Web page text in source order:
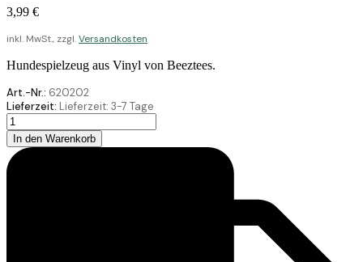
3,99 €
inkl. MwSt., zzgl.Versandkosten
Hundespielzeug aus Vinyl von Beeztees.
Art.-Nr.: 620202
Lieferzeit: Lieferzeit: 3-7 Tage
Beeztees
Vinyl
Spielzeug
Igelball
In den Warenkorb